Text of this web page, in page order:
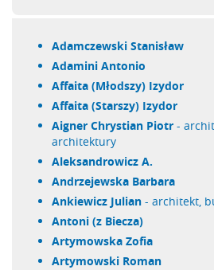
Adamczewski Stanisław
Adamini Antonio
Affaita (Młodszy) Izydor
Affaita (Starszy) Izydor
Aigner Chrystian Piotr -
architektury
Aleksandrowicz A.
Andrzejewska Barbara
Ankiewicz Julian - architekt,
Antoni (z Biecza)
Artymowska Zofia
Artymowski Roman